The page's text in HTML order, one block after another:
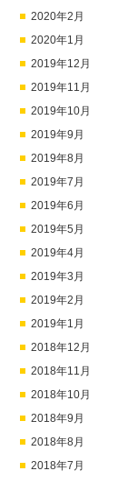
2020年2月
2020年1月
2019年12月
2019年11月
2019年10月
2019年9月
2019年8月
2019年7月
2019年6月
2019年5月
2019年4月
2019年3月
2019年2月
2019年1月
2018年12月
2018年11月
2018年10月
2018年9月
2018年8月
2018年7月